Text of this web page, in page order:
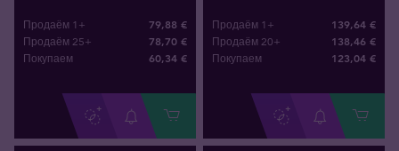
Продаём 1+ 79,88 €
Продаём 25+ 78,70 €
Покупаем 60,34 €
Продаём 1+ 139,64 €
Продаём 20+ 138,46 €
Покупаем 123,04 €